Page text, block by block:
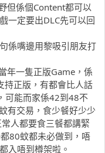
但係個Content都可以
一定要出DLC先可以回
係嘴邊用黎吸引朋友打
年一隻正版Game，係
正版，有都會比人話
可能而家係42到48不
有交易，食少餐好少少
人都要食三餐都講緊
80蚊都未必做到，唔
入唔到樽架啦。